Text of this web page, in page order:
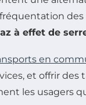
à effet de
en
et offrir
les usagers